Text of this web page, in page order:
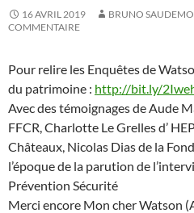
16 AVRIL 2019 BRUNO
COMMENTAIRE
Pour relire les Enquêtes de
du patrimoine : http://bit.ly/
Avec des témoignages de Aude
FFCR, Charlotte Le Grelles d’
Châteaux, Nicolas Dias de la
l’époque de la parution de
Prévention Sécurité
Merci encore Mon cher Watson